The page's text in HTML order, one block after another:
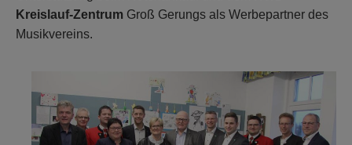
Kreislauf-Zentrum Groß Gerungs als Werbepartner des
Musikvereins.